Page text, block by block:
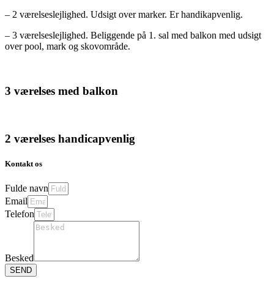
– 2 værelseslejlighed. Udsigt over marker. Er handikapvenlig.
– 3 værelseslejlighed. Beliggende på 1. sal med balkon med udsigt
over pool, mark og skovområde.
3 værelses med balkon
2 værelses handicapvenlig
Kontakt os
Fulde navn
Email
Telefon
Besked
SEND